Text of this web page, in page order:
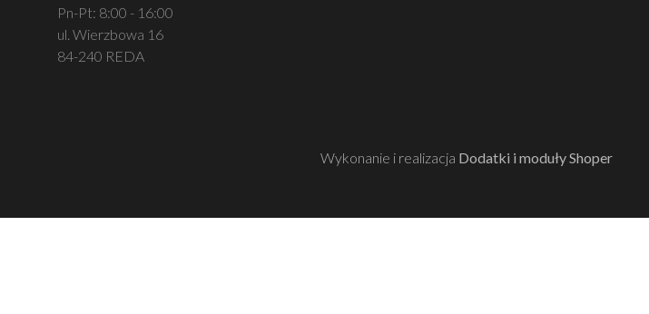
Pn-Pt: 8:00 - 16:00
ul. Wierzbowa 16
84-240 REDA
Wykonanie i realizacja Dodatki i moduły Shoper